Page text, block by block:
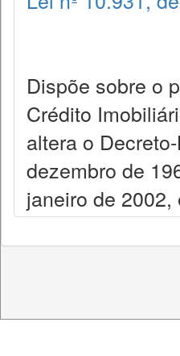
Dispõe sobre o
Crédito
altera o
dezembro de
janeiro de